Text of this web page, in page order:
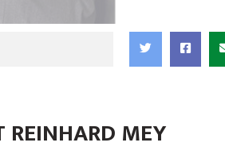
REINHARD MEY